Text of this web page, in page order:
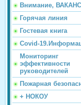
Внимание,
Горячая линия
Гостевая книга
Covid-
Мониторинг
эффективности
руководителей
Пожарная
+ НОКОУ